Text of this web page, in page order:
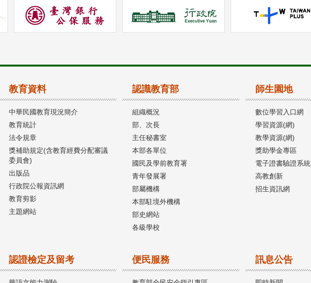
教育資料
中華民國教育現況簡介
教育統計
法令規章
獎補助規定(含教育經費分配審議
委員會)
出版品
行政院公報資訊網
教育剪影
主題網站
認識教育部
組織概況
部、次長
主任秘書室
本部各單位
國民及學前教育署
青年發展署
部屬機構
本部駐境外機構
部史網站
各級學校
師生園地
數位學習入口網
學習資源(網)
教學資源(網)
獎助學金專區
電子證書驗證系統
高教創新
招生資訊網
認證檢定及留考 便民服務 訊息公告